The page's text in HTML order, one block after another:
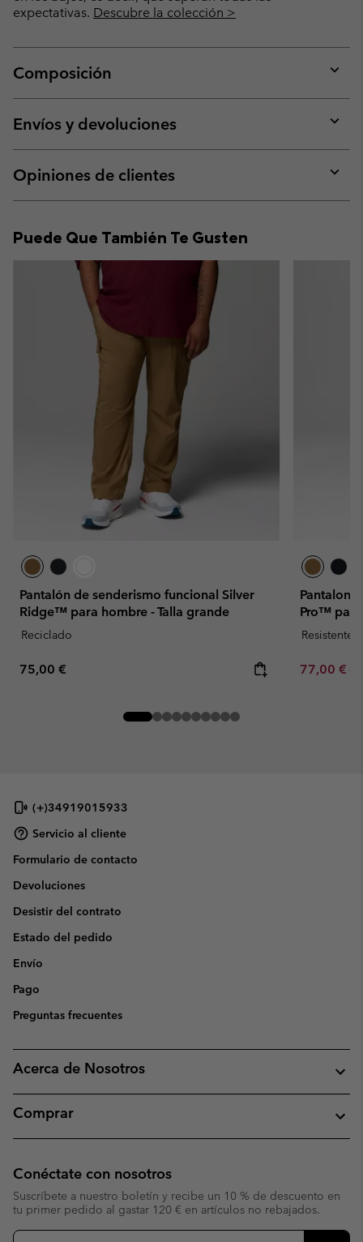
expectativas. Descubre la colección >
Composición
or
Envíos y devoluciones
or
Opiniones de clientes
or
Puede Que También Te Gusten
Pantalón de senderismo funcional Silver
Ridge™ para hombre - Talla grande
Reciclado
Regular price:
75,00 €
Pro™
Resistente
Sale price:
77,00 €
(+)34919015933
Servicio al cliente
Formulario de contacto
Devoluciones
Desistir del contrato
Estado del pedido
Envío
Pago
Preguntas frecuentes
Acerca de Nosotros
Comprar
Conéctate con nosotros
Suscríbete a nuestro boletín y recibe un 10 % de descuento en
tu primer pedido al gastar 120 € en artículos no rebajados.
Suscripción